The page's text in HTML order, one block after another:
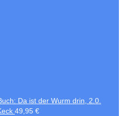
Da ist der Wurm drin, 2.0.
49,95 €